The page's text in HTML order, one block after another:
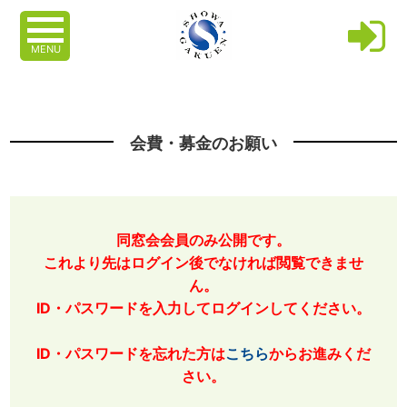
MENU
会費・募金のお願い
同窓会会員のみ公開です。
これより先はログイン後でなければ閲覧できませ
ん。
ID・パスワードを入力してログインしてください。
ID・パスワードを忘れた方はこちらからお進みくだ
さい。